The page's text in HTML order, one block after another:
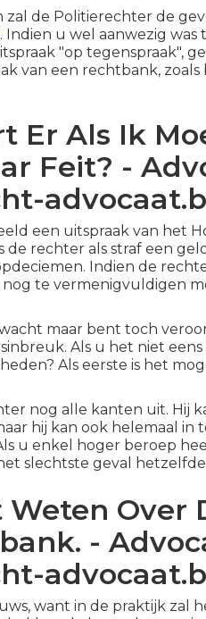
de Politierechter de
. Indien u wel aanwezig
"op tegenspraak",
van een rechtbank,
Er Als Ik
Feit? -
een uitspraak van het
de rechter als straf een
Indien de
te vermenigvuldigen
maar bent toch
Als u het niet
Als eerste is het
nog alle kanten uit. Hij
hij kan ook helemaal
u enkel hoger beroep
slechtste geval
Over
-
want in de praktijk zal